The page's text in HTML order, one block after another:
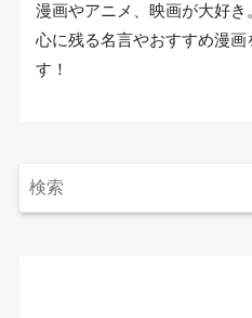
漫画やアニメ、映画が大好き
心に残る名言やおすすめ漫画
す！